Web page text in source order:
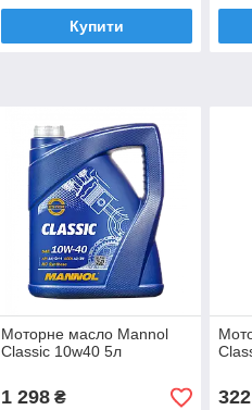
Купити
Моторне масло Mannol
Classic 10w40 5л
1 298₴ 322